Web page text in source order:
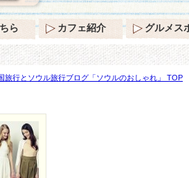
旅行とソウル旅行ブログ「ソウルのおしゃれ」 TOP
ら カフェ紹介 グルメス